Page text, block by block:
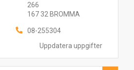
Uppdatera uppgifter
266
167 32 BROMMA
08-255304